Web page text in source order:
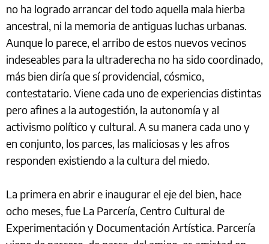
no ha logrado arrancar del todo aquella mala hierba
ancestral, ni la memoria de antiguas luchas urbanas.
Aunque lo parece, el arribo de estos nuevos vecinos
indeseables para la ultraderecha no ha sido coordinado,
más bien diría que sí providencial, cósmico,
contestatario. Viene cada uno de experiencias distintas
pero afines a la autogestión, la autonomía y al
activismo político y cultural. A su manera cada uno y
en conjunto, los parces, las maliciosas y les afros
responden existiendo a la cultura del miedo.
La primera en abrir e inaugurar el eje del bien, hace
ocho meses, fue La Parcería, Centro Cultural de
Experimentación y Documentación Artística. Parcería